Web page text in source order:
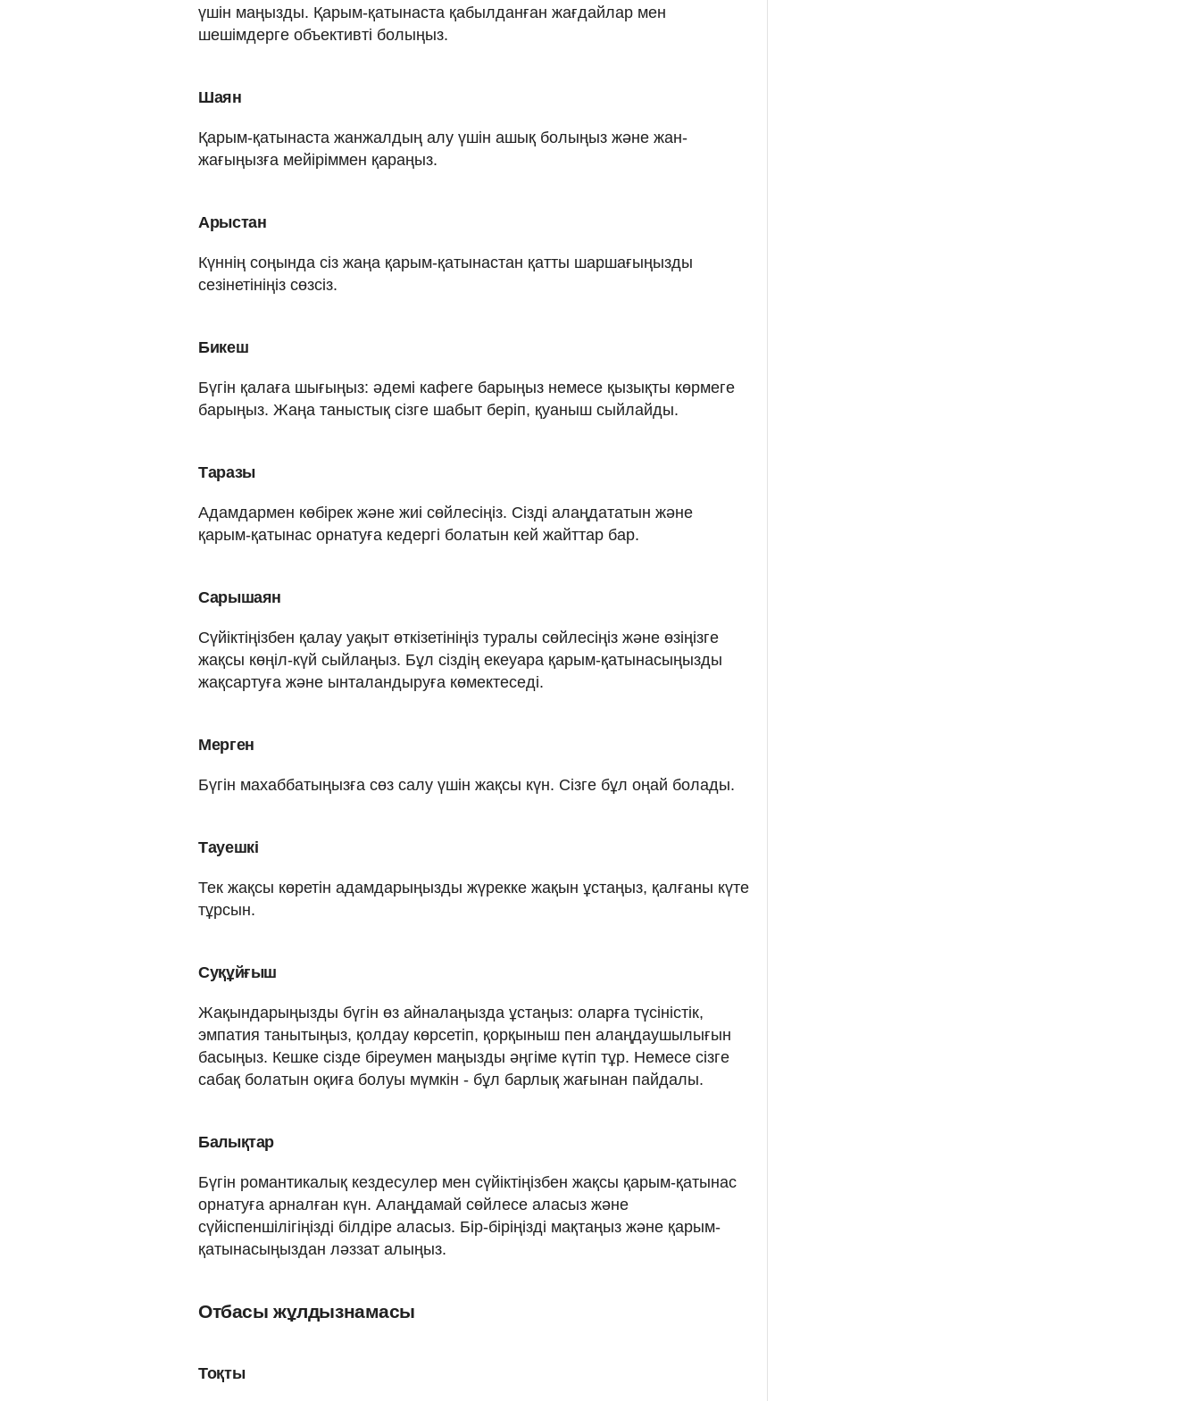
үшін маңызды. Қарым-қатынаста қабылданған жағдайлар мен
шешімдерге объективті болыңыз.
Шаян
Қарым-қатынаста жанжалдың алу үшін ашық болыңыз және жан-
жағыңызға мейіріммен қараңыз.
Арыстан
Күннің соңында сіз жаңа қарым-қатынастан қатты шаршағыңызды
сезінетініңіз сөзсіз.
Бикеш
Бүгін қалаға шығыңыз: әдемі кафеге барыңыз немесе қызықты көрмеге
барыңыз. Жаңа таныстық сізге шабыт беріп, қуаныш сыйлайды.
Таразы
Адамдармен көбірек және жиі сөйлесіңіз. Сізді алаңдататын және
қарым-қатынас орнатуға кедергі болатын кей жайттар бар.
Сарышаян
Сүйіктіңізбен қалау уақыт өткізетініңіз туралы сөйлесіңіз және өзіңізге
жақсы көңіл-күй сыйлаңыз. Бұл сіздің екеуара қарым-қатынасыңызды
жақсартуға және ынталандыруға көмектеседі.
Мерген
Бүгін махаббатыңызға сөз салу үшін жақсы күн. Сізге бұл оңай болады.
Тауешкі
Тек жақсы көретін адамдарыңызды жүрекке жақын ұстаңыз, қалғаны күте
тұрсын.
Суқұйғыш
Жақындарыңызды бүгін өз айналаңызда ұстаңыз: оларға түсіністік,
эмпатия танытыңыз, қолдау көрсетіп, қорқыныш пен алаңдаушылығын
басыңыз. Кешке сізде біреумен маңызды әңгіме күтіп тұр. Немесе сізге
сабақ болатын оқиға болуы мүмкін - бұл барлық жағынан пайдалы.
Балықтар
Бүгін романтикалық кездесулер мен сүйіктіңізбен жақсы қарым-қатынас
орнатуға арналған күн. Алаңдамай сөйлесе аласыз және
сүйіспеншілігіңізді білдіре аласыз. Бір-біріңізді мақтаңыз және қарым-
қатынасыңыздан ләззат алыңыз.
Отбасы жұлдызнамасы
Тоқты